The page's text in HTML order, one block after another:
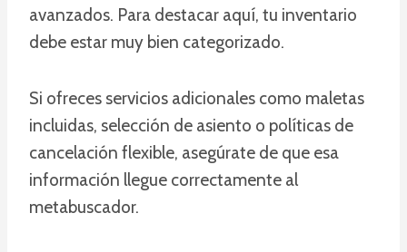
avanzados. Para destacar aquí, tu inventario
debe estar muy bien categorizado.
Si ofreces servicios adicionales como maletas
incluidas, selección de asiento o políticas de
cancelación flexible, asegúrate de que esa
información llegue correctamente al
metabuscador.